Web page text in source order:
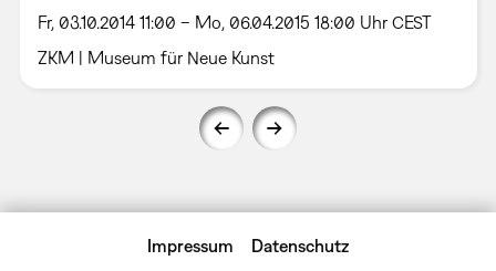
Fr, 03.10.2014 11:00 – Mo, 06.04.2015 18:00 Uhr CEST
ZKM | Museum für Neue Kunst
Impressum Datenschutz